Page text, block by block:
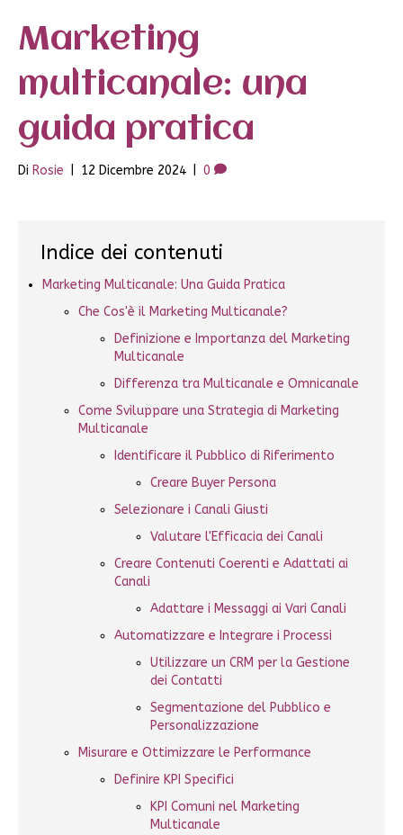
Marketing
multicanale: una
guida pratica
Di Rosie 12 Dicembre 2024 0
Indice dei contenuti
Marketing Multicanale: Una Guida Pratica
Che Cos'è il Marketing Multicanale?
Definizione e Importanza del Marketing
Multicanale
Differenza tra Multicanale e Omnicanale
Come Sviluppare una Strategia di Marketing
Multicanale
Identificare il Pubblico di Riferimento
Creare Buyer Persona
Selezionare i Canali Giusti
Valutare l'Efficacia dei Canali
Creare Contenuti Coerenti e Adattati ai
Canali
Adattare i Messaggi ai Vari Canali
Automatizzare e Integrare i Processi
Utilizzare un CRM per la Gestione
dei Contatti
Segmentazione del Pubblico e
Personalizzazione
Misurare e Ottimizzare le Performance
Definire KPI Specifici
KPI Comuni nel Marketing
Multicanale